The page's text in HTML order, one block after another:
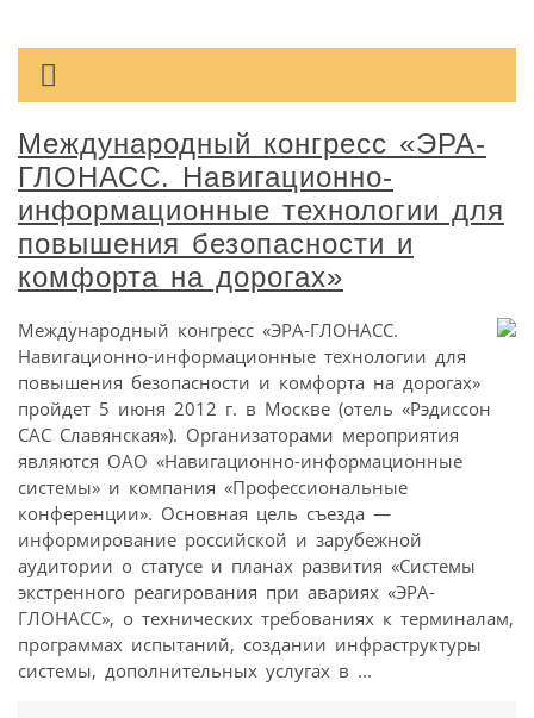
Международный конгресс «ЭРА-
ГЛОНАСС. Навигационно-
информационные технологии для
повышения безопасности и
комфорта на дорогах»
Международный конгресс «ЭРА-ГЛОНАСС.
Навигационно-информационные технологии для
повышения безопасности и комфорта на дорогах»
пройдет 5 июня 2012 г. в Москве (отель «Рэдиссон
САС Славянская»). Организаторами мероприятия
являются ОАО «Навигационно-информационные
системы» и компания «Профессиональные
конференции». Основная цель съезда —
информирование российской и зарубежной
аудитории о статусе и планах развития «Системы
экстренного реагирования при авариях «ЭРА-
ГЛОНАСС», о технических требованиях к терминалам,
программах испытаний, создании инфраструктуры
системы, дополнительных услугах в ...